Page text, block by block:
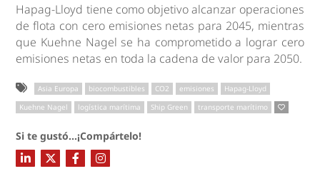
Hapag-Lloyd tiene como objetivo alcanzar operaciones
de flota con cero emisiones netas para 2045, mientras
que Kuehne Nagel se ha comprometido a lograr cero
emisiones netas en toda la cadena de valor para 2050.
Asia Europa biocombustibles CO2 emisiones
Hapag-Lloyd
Kuehne Nagel
logística marítima Ship Green transporte marítimo
Si te gustó...¡Compártelo!